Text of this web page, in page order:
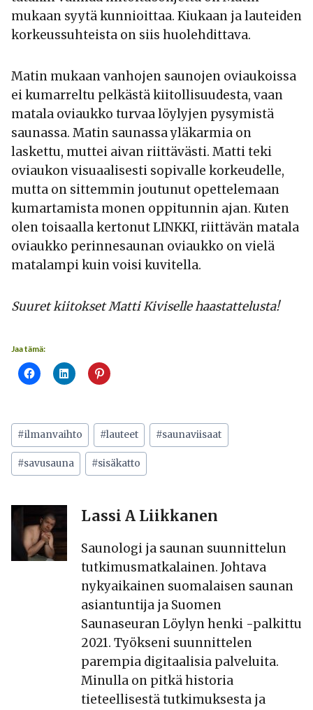
mukaan syytä kunnioittaa. Kiukaan ja lauteiden
korkeussuhteista on siis huolehdittava.
Matin mukaan vanhojen saunojen oviaukoissa
ei kumarreltu pelkästä kiitollisuudesta, vaan
matala oviaukko turvaa löylyjen pysymistä
saunassa. Matin saunassa yläkarmia on
laskettu, muttei aivan riittävästi. Matti teki
oviaukon visuaalisesti sopivalle korkeudelle,
mutta on sittemmin joutunut opettelemaan
kumartamista monen oppitunnin ajan. Kuten
olen toisaalla kertonut LINKKI, riittävän matala
oviaukko perinnesaunan oviaukko on vielä
matalampi kuin voisi kuvitella.
Suuret kiitokset Matti Kiviselle haastattelusta!
Jaa tämä:
Avainsanat:
#ilmanvaihto #lauteet #saunaviisaat
#savusauna #sisäkatto
Lassi A Liikkanen
Saunologi ja saunan suunnittelun
tutkimusmatkalainen. Johtava
nykyaikainen suomalaisen saunan
asiantuntija ja Suomen
Saunaseuran Löylyn henki -palkittu
2021. Työkseni suunnittelen
parempia digitaalisia palveluita.
Minulla on pitkä historia
tieteellisestä tutkimuksesta ja